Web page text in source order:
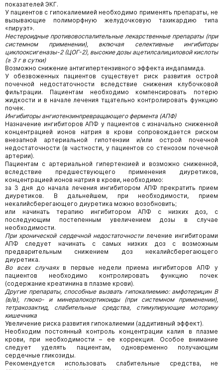
показателей ЭКГ.
У пациентов с гипокалиемией необходимо применять препараты, не
вызывающие полиморфную желудочковую тахикардию типа
«пируэт».
Нестероидные противовоспалительные лекарственные препараты (при
системном применении), включая селективные ингибиторы
циклооксигеназы-2 (ЦОГ-2), высокие дозы ацетилсалициловой кислоты
(≥ 3 г в сутки)
Возможно снижение антигипертензивного эффекта индапамида.
У обезвоженных пациентов существует риск развития острой
почечной недостаточности вследствие снижения клубочковой
фильтрации. Пациентам необходимо компенсировать потерю
жидкости и в начале лечения тщательно контролировать функцию
почек.
Ингибиторы ангиотензинпревращающего фермента (АПФ)
Назначение ингибиторов АПФ у пациентов с изначально сниженной
концентрацией ионов натрия в крови сопровождается риском
внезапной артериальной гипотензии и/или острой почечной
недостаточности (в частности, у пациентов со стенозом почечной
артерии).
Пациентам с артериальной гипертензией и возможно сниженной,
вследствие предшествующего применения диуретиков,
концентрацией ионов натрия в крови, необходимо:
за 3 дня до начала лечения ингибитором АПФ прекратить прием
диуретиков. В дальнейшем, при необходимости, прием
некалийсберегающего диуретика можно возобновить;
или начинать терапию ингибитором АПФ с низких доз, с
последующим постепенным увеличением дозы в случае
необходимости.
При хронической сердечной недостаточности лечение ингибиторами
АПФ следует начинать с самых низких доз с возможным
предварительным снижением доз некалийсберегающего
диуретика.
Во всех случаях в первые недели приема ингибиторов АПФ у
пациентов необходимо контролировать функцию почек
(содержание креатинина в плазме крови).
Другие препараты, способные вызвать гипокалиемию: амфотерицин В
(в/в), глюко- и минералокортикоиды (при системном применении),
тетракозактид, слабительные средства, стимулирующие моторику
кишечника
Увеличение риска развития гипокалиемии (аддитивный эффект).
Необходим постоянный контроль концентрации калия в плазме
крови, при необходимости – ее коррекция. Особое внимание
следует уделять пациентам, одновременно получающим
сердечные гликозиды.
Рекомендуется использовать слабительные средства, не